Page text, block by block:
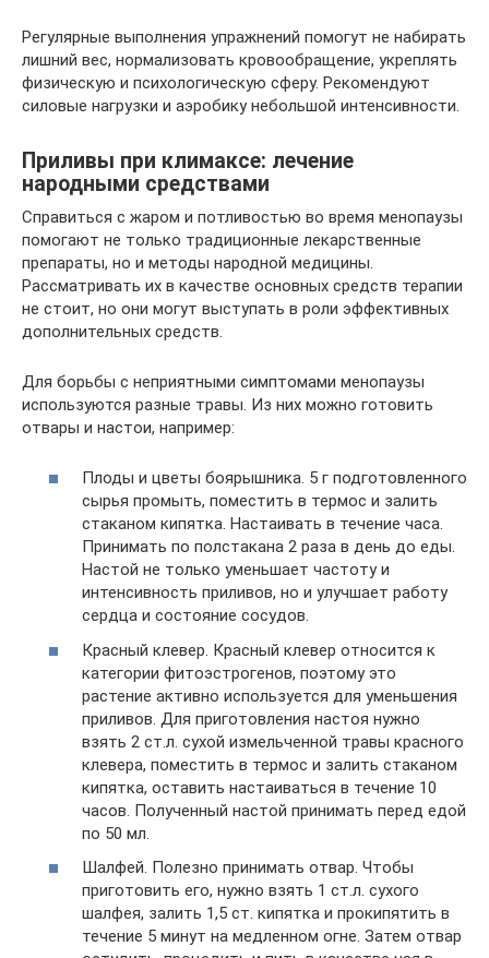
Регулярные выполнения упражнений помогут не набирать
лишний вес, нормализовать кровообращение, укреплять
физическую и психологическую сферу. Рекомендуют
силовые нагрузки и аэробику небольшой интенсивности.
Приливы при климаксе: лечение
народными средствами
Справиться с жаром и потливостью во время менопаузы
помогают не только традиционные лекарственные
препараты, но и методы народной медицины.
Рассматривать их в качестве основных средств терапии
не стоит, но они могут выступать в роли эффективных
дополнительных средств.
Для борьбы с неприятными симптомами менопаузы
используются разные травы. Из них можно готовить
отвары и настои, например:
Плоды и цветы боярышника. 5 г подготовленного
сырья промыть, поместить в термос и залить
стаканом кипятка. Настаивать в течение часа.
Принимать по полстакана 2 раза в день до еды.
Настой не только уменьшает частоту и
интенсивность приливов, но и улучшает работу
сердца и состояние сосудов.
Красный клевер. Красный клевер относится к
категории фитоэстрогенов, поэтому это
растение активно используется для уменьшения
приливов. Для приготовления настоя нужно
взять 2 ст.л. сухой измельченной травы красного
клевера, поместить в термос и залить стаканом
кипятка, оставить настаиваться в течение 10
часов. Полученный настой принимать перед едой
по 50 мл.
Шалфей. Полезно принимать отвар. Чтобы
приготовить его, нужно взять 1 ст.л. сухого
шалфея, залить 1,5 ст. кипятка и прокипятить в
течение 5 минут на медленном огне. Затем отвар